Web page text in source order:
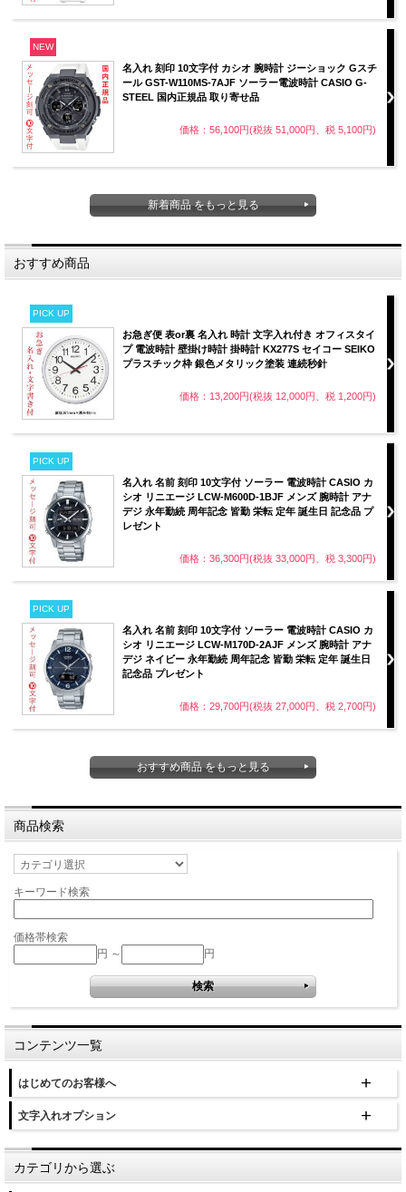
NEW
名入れ 刻印 10文字付 カシオ 腕時計 ジーショック Gスチ
ール GST-W110MS-7AJF ソーラー電波時計 CASIO G-
STEEL 国内正規品 取り寄せ品
価格：56,100円(税抜 51,000円、税 5,100円)
新着商品 をもっと見る
おすすめ商品
PICK UP
お急ぎ便 表or裏 名入れ 時計 文字入れ付き オフィスタイ
プ 電波時計 壁掛け時計 掛時計 KX277S セイコー SEIKO
プラスチック枠 銀色メタリック塗装 連続秒針
価格：13,200円(税抜 12,000円、税 1,200円)
PICK UP
名入れ 名前 刻印 10文字付 ソーラー 電波時計 CASIO カ
シオ リニエージ LCW-M600D-1BJF メンズ 腕時計 アナ
デジ 永年勤続 周年記念 皆勤 栄転 定年 誕生日 記念品 プ
レゼント
価格：36,300円(税抜 33,000円、税 3,300円)
PICK UP
名入れ 名前 刻印 10文字付 ソーラー 電波時計 CASIO カ
シオ リニエージ LCW-M170D-2AJF メンズ 腕時計 アナ
デジ ネイビー 永年勤続 周年記念 皆勤 栄転 定年 誕生日
記念品 プレゼント
価格：29,700円(税抜 27,000円、税 2,700円)
おすすめ商品 をもっと見る
商品検索
キーワード検索
価格帯検索
円 ～
円
コンテンツ一覧
はじめてのお客様へ
文字入れオプション
カテゴリから選ぶ